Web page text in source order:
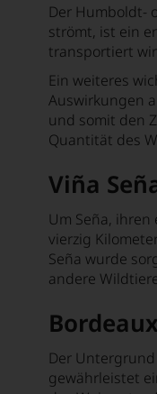
Black Stallion
Blandy's
Bodega Jean
Bodega Lagar
Bodega Lanzaga
Bodega
Bodégas
Bodegas Marta
Bodegas Voelos
Bodegas
Bolla
Der Humboldt-
strömt, ist ein
transportiert
Ein weiteres
Auswirkungen
und somit den
Quantität des
Viña
Um Seña,
vierzig
Seña wurde
andere
Der
gewährleistet